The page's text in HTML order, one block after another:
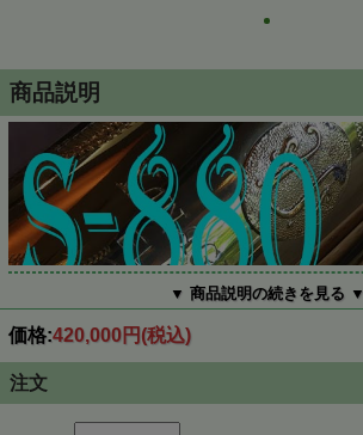
商品説明
▼ 商品説明の続きを見る ▼
価格:420,000円 (税込)
注文